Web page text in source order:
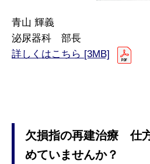
青山 輝義
泌尿器科 部長
詳しくはこちら [3MB]
欠損指の再建治療 仕
めていませんか？